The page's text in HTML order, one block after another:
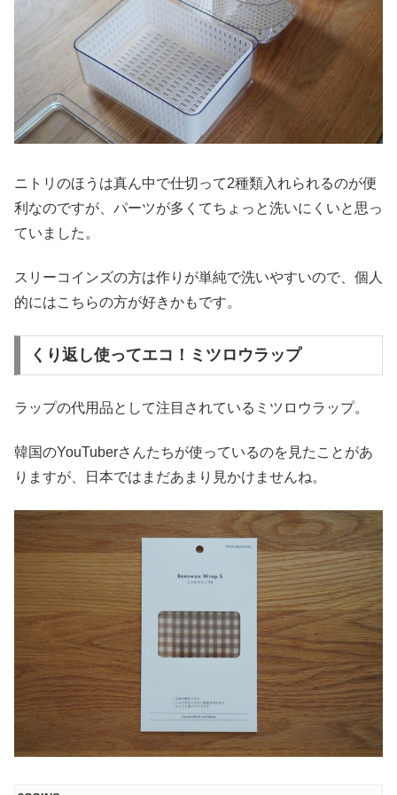
ニトリのほうは真ん中で仕切って2種類入れられるのが便
利なのですが、パーツが多くてちょっと洗いにくいと思っ
ていました。
スリーコインズの方は作りが単純で洗いやすいので、個人
的にはこちらの方が好きかもです。
くり返し使ってエコ！ミツロウラップ
ラップの代用品として注目されているミツロウラップ。
韓国のYouTuberさんたちが使っているのを見たことがあ
りますが、日本ではまだあまり見かけませんね。